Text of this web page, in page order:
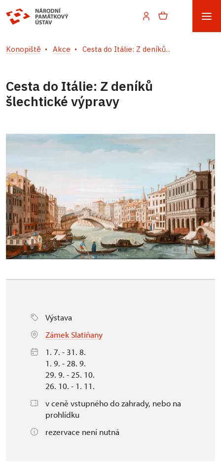
Konopiště Akce Cesta do Itálie: Z deníků...
Cesta do Itálie: Z deníků
šlechtické výpravy
Výstava
Zámek Slatiňany
1. 7. - 31. 8.
1. 9. - 28. 9.
29. 9. - 25. 10.
26. 10. - 1. 11.
v ceně vstupného do zahrady, nebo na
prohlídku
rezervace není nutná